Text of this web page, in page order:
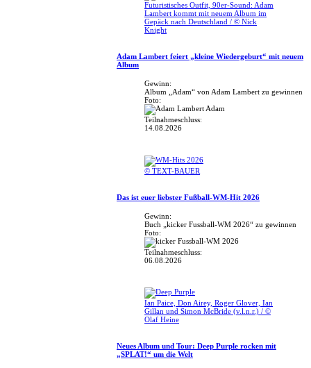
Futuristisches Outfit, 90er-Sound: Adam
Lambert kommt mit neuem Album im
Gepäck nach Deutschland / © Nick
Knight
Adam Lambert feiert „kleine Wiedergeburt“ mit neuem
Album
Gewinn:
Album „Adam“ von Adam Lambert zu gewinnen
Foto:
Teilnahmeschluss:
14.08.2026
© TEXT-BAUER
Das ist euer liebster Fußball-WM-Hit 2026
Gewinn:
Buch „kicker Fussball-WM 2026“ zu gewinnen
Foto:
Teilnahmeschluss:
06.08.2026
Ian Paice, Don Airey, Roger Glover, Ian
Gillan und Simon McBride (v.l.n.r.) / ©
Olaf Heine
Neues Album und Tour: Deep Purple rocken mit
„SPLAT!“ um die Welt